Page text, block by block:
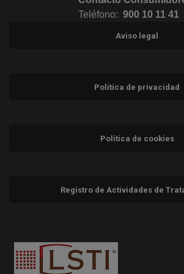
Teléfono: 900 10 11 41
Aviso legal
Política de privacidad
Política de cookies
Registro de Actividades de